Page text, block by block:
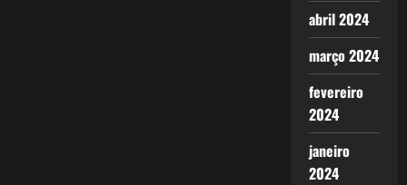
abril 2024
março 2024
fevereiro
2024
janeiro
2024